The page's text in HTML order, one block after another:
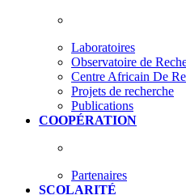
Laboratoires
Observatoire de
Centre Africain De
Projets de recherche
Publications
COOPÉRATION
Partenaires
SCOLARITÉ